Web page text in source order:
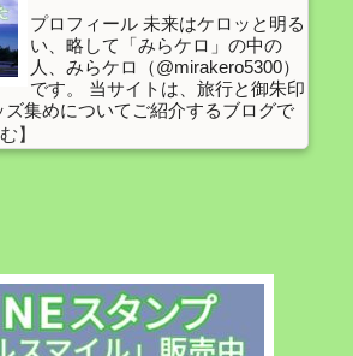
話】”
の
乗
っ
て
み
カ
ル
プロフィール 未来はケロッと明る
い、略して「みらケロ」の中の
人、みらケロ（@mirakero5300）
です。 当サイトは、旅行と御朱印
集めについてご紹介するブログで